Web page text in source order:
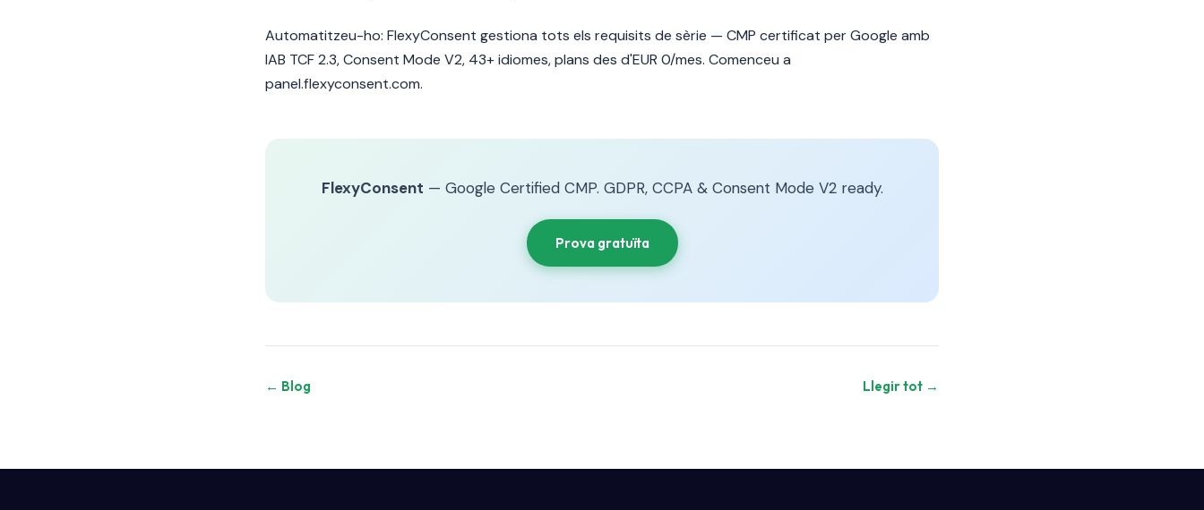
Automatitzeu-ho: FlexyConsent gestiona tots els requisits de sèrie — CMP certificat per Google amb
IAB TCF 2.3, Consent Mode V2, 43+ idiomes, plans des d'EUR 0/mes. Comenceu a
panel.flexyconsent.com.
FlexyConsent — Google Certified CMP. GDPR, CCPA & Consent Mode V2 ready.
Prova gratuïta
← Blog Llegir tot →